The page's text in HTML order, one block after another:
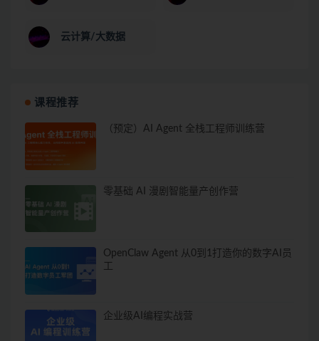
云计算/大数据
课程推荐
（预定）AI Agent 全栈工程师训练营
零基础 AI 漫剧智能量产创作营
OpenClaw Agent 从0到1打造你的数字AI员
企业级AI编程实战营